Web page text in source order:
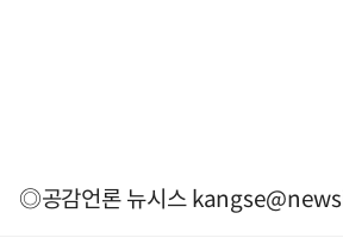
◎공감언론 뉴시스